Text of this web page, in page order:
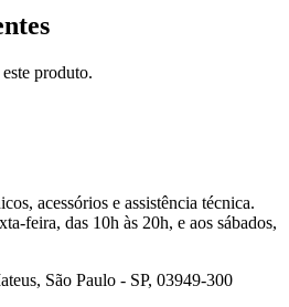
produto.
acessórios e assistência técnica.
feira, das 10h às 20h, e aos sábados,
São Paulo - SP, 03949-300